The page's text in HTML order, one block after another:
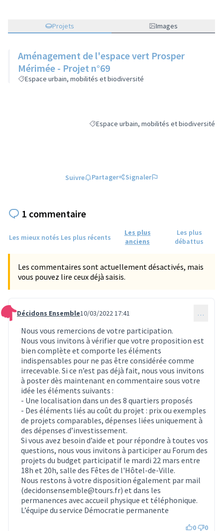
Projets Images
Aménagement de l'espace vert Prosper
Mérimée - Projet n°69
Espace urbain, mobilités et biodiversité
Filtrer les résultats de la catégorie :
Espace urbain, mobilités et biodiversité
Suivre Partager Signaler
1 commentaire
Les mieux notés Les plus récents
Les plus
anciens
Les plus
débattus
Les commentaires sont actuellement désactivés, mais
vous pouvez lire ceux déjà saisis.
Commentaire 274
Décidons Ensemble10/03/2022 17:41 …
Nous vous remercions de votre participation.
Nous vous invitons à vérifier que votre proposition est
bien complète et comporte les éléments
indispensables pour ne pas être considérée comme
irrecevable. Si ce n’est pas déjà fait, nous vous invitons
à poster dès maintenant en commentaire sous votre
idée les éléments suivants :
- Une localisation dans un des 8 quartiers proposés
- Des éléments liés au coût du projet : prix ou exemples
de projets comparables, dépenses liées uniquement à
des dépenses d’investissement.
Si vous avez besoin d’aide et pour répondre à toutes vos
questions, nous vous invitons à participer au Forum des
projets du budget participatif le mardi 22 mars entre
18h et 20h, salle des Fêtes de l'Hôtel-de-Ville.
Nous restons à votre disposition également par mail
(decidonsensemble@tours.fr) et dans les
permanences avec accueil physique et téléphonique.
L’équipe du service Démocratie permanente
0 0